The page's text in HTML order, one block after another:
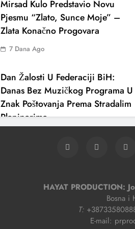
Mirsad Kulo Predstavio Novu
Pjesmu “Zlato, Sunce Moje” –
Zlata Konačno Progovara
7 Dana Ago
Dan Žalosti U Federaciji BiH:
Danas Bez Muzičkog Programa U
Znak Poštovanja Prema Stradalim
Planinarima
HAYAT PRODUCTION:
Bosna i
T:
E-mail: